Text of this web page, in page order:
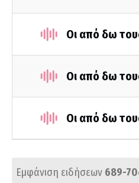
Οι από δω
Οι από δω
Οι από δω
Εμφάνιση ειδήσεων 689-